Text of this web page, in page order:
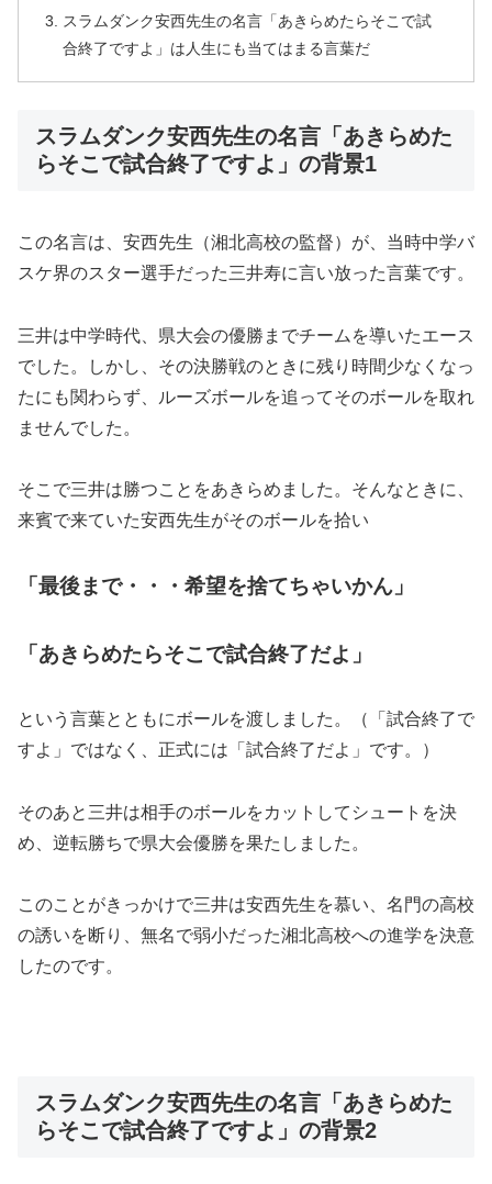
スラムダンク安西先生の名言「あきらめたらそこで試
合終了ですよ」は人生にも当てはまる言葉だ
スラムダンク安西先生の名言「あきらめた
らそこで試合終了ですよ」の背景1
この名言は、安西先生（湘北高校の監督）が、当時中学バ
スケ界のスター選手だった三井寿に言い放った言葉です。
三井は中学時代、県大会の優勝までチームを導いたエース
でした。しかし、その決勝戦のときに残り時間少なくなっ
たにも関わらず、ルーズボールを追ってそのボールを取れ
ませんでした。
そこで三井は勝つことをあきらめました。そんなときに、
来賓で来ていた安西先生がそのボールを拾い
「最後まで・・・希望を捨てちゃいかん」
「あきらめたらそこで試合終了だよ」
という言葉とともにボールを渡しました。（「試合終了で
すよ」ではなく、正式には「試合終了だよ」です。）
そのあと三井は相手のボールをカットしてシュートを決
め、逆転勝ちで県大会優勝を果たしました。
このことがきっかけで三井は安西先生を慕い、名門の高校
の誘いを断り、無名で弱小だった湘北高校への進学を決意
したのです。
スラムダンク安西先生の名言「あきらめた
らそこで試合終了ですよ」の背景2